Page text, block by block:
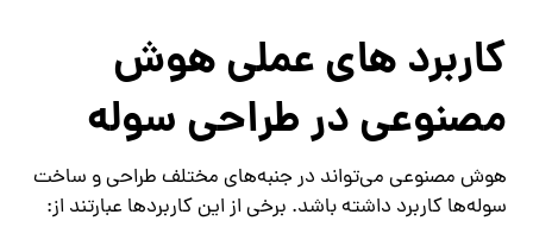
کاربرد های عملی هوش
مصنوعی در طراحی سوله
هوش مصنوعی می‌تواند در جنبه‌های مختلف طراحی و ساخت
سوله‌ها کاربرد داشته باشد. برخی از این کاربردها عبارتند از: